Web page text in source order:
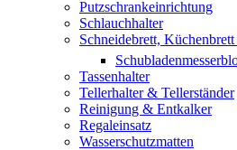
Putzschrankeinrichtung
Schlauchhalter
Schneidebrett,
Tassenhalter
Tellerhalter & Tellerständer
Reinigung & Entkalker
Regaleinsatz
Wasserschutzmatten